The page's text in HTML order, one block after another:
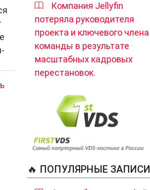
Компания Jellyfin
потеряла руководителя
проекта и ключевого члена
команды в результате
масштабных кадровых
перестановок.
🔥 ПОПУЛЯРНЫЕ ЗАПИСИ